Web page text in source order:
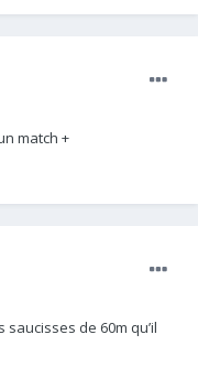
match +
de 60m qu’il